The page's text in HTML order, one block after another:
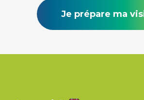
Je prépare ma